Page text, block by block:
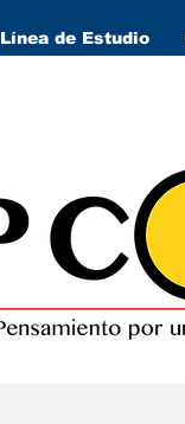
Línea de Estudio